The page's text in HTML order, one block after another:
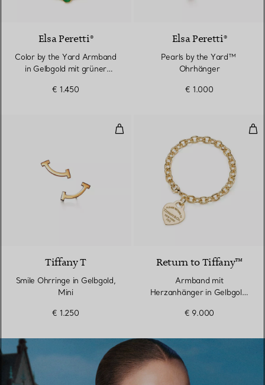
Elsa Peretti®
Color by the Yard Armband
in Gelbgold mit grüner
€ 1.450
Elsa Peretti®
Pearls by the Yard™ ​​
Ohrhänger
€ 1.000
Smile Ohrringe in Gelbgold, Mini
Tiffany T
Smile Ohrringe in Gelbgold,
Mini
€ 1.250
Return to Tiffany™
Armband mit
Herzanhänger in Gelbgold,
€ 9.000